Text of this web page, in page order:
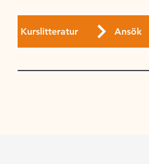
Kurslitteratur Ansök